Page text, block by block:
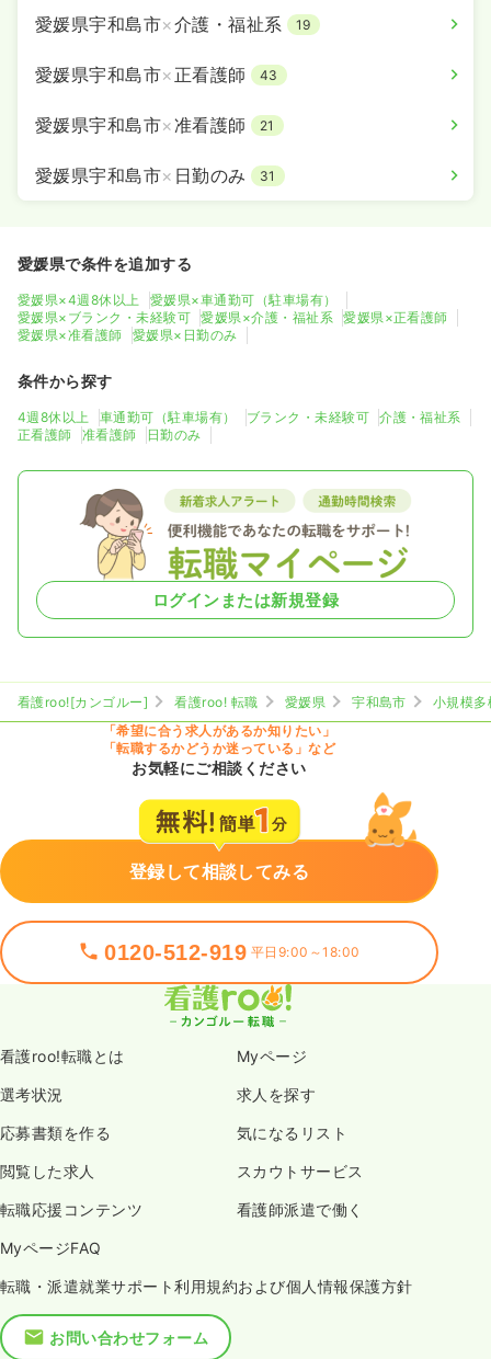
愛媛県宇和島市×介護・福祉系 19
愛媛県宇和島市× 正看護師 43
愛媛県宇和島市×准看護師 21
愛媛県宇和島市× 日勤のみ 31
愛媛県で条件を追加する
愛媛県×4週8休以上
愛媛県×車通勤可（駐車場有）
愛媛県×ブランク・未経験可
愛媛県×介護・福祉系
愛媛県×正看護師
愛媛県×准看護師
愛媛県×日勤のみ
条件から探す
4週8休以上 車通勤可（駐車場有） ブランク・未経験可
介護・福祉系
正看護師
准看護師 日勤のみ
ログインまたは新規登録
看護roo![カンゴルー] 看護roo! 転職 愛媛県 宇和島市
小規模
「希望に合う求人があるか知りたい」
「転職するかどうか迷っている」など
お気軽にご相談ください
登録して相談してみる
0120-512-919 平日9:00～18:00
看護roo!転職とは Myページ
選考状況 求人を探す
応募書類を作る 気になるリスト
閲覧した求人 スカウトサービス
転職応援コンテンツ 看護師派遣で働く
MyページFAQ
転職・派遣就業サポート利用規約および個人情報保護方針
お問い合わせフォーム